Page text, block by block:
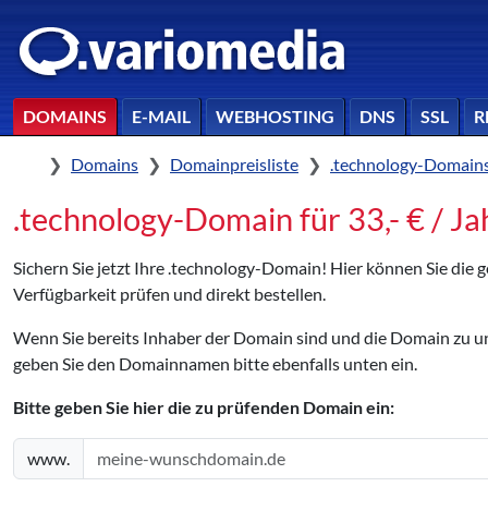
DOMAINS E-MAIL WEBHOSTING DNS SSL
HomeDomains Domainpreisliste .technology-
.technology-Domain für 33,- € /
Sichern Sie jetzt Ihre .technology-Domain! Hier können Sie die
Verfügbarkeit prüfen und direkt bestellen.
Wenn Sie bereits Inhaber der Domain sind und die Domain zu
geben Sie den Domainnamen bitte ebenfalls unten ein.
Bitte geben Sie hier die zu prüfenden Domain ein:
www.